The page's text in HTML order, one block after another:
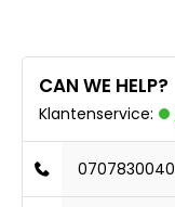
CAN WE HELP?
Klantenservice:
0707830040